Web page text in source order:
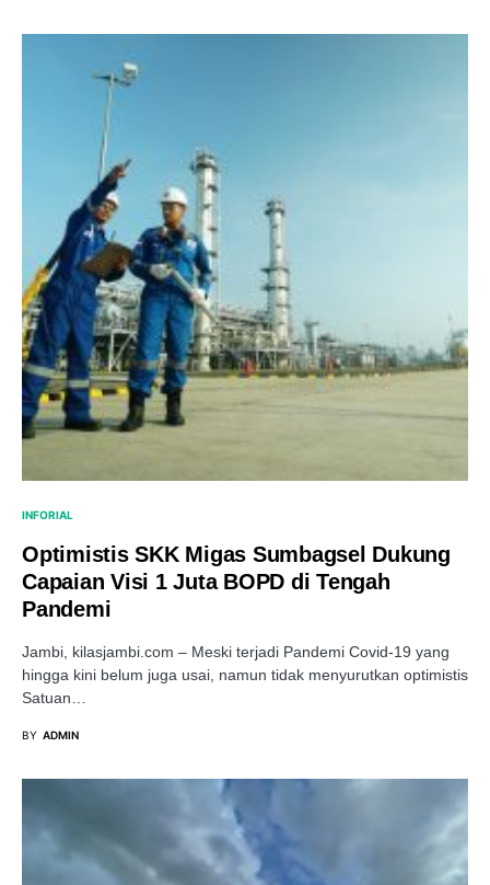
INFORIAL
Optimistis SKK Migas Sumbagsel Dukung
Capaian Visi 1 Juta BOPD di Tengah
Pandemi
Jambi, kilasjambi.com – Meski terjadi Pandemi Covid-19 yang
hingga kini belum juga usai, namun tidak menyurutkan optimistis
Satuan…
BY ADMIN